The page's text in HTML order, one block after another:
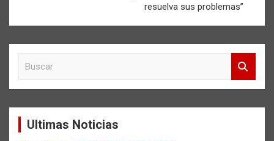
resuelva sus problemas”
a
Ultimas Noticias